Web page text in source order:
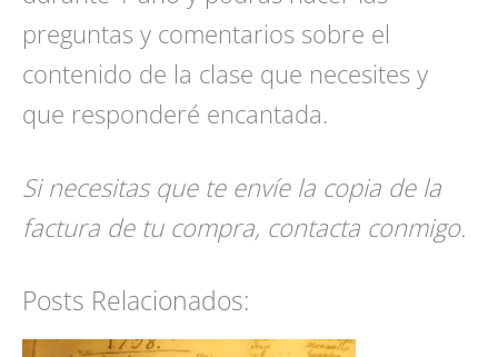
preguntas y comentarios sobre el
contenido de la clase que necesites y
que responderé encantada.
Si necesitas que te envíe la copia de la
factura de tu compra, contacta conmigo.
Posts Relacionados: